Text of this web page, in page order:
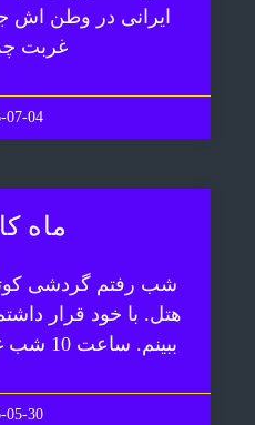
ایرانی در وطن اش
غربت
07-04
ماه
شب رفتم گردشی
هتل. با خود قرار
ببینم. ساعت 10 شب غروب می شود. پس
05-30